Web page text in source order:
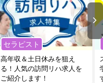
セラピスト
高年収＆土日休みを狙え
る！人気の訪問リハ求人を
ご紹介します！